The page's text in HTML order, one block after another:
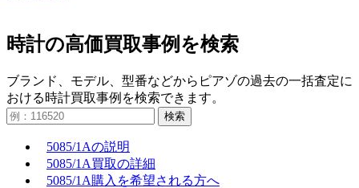
時計の高価買取事例を検索
ブランド、モデル、型番などからピアゾの過去の一括査定に
おける時計買取事例を検索できます。
検索
5085/1Aの説明
5085/1A買取の詳細
5085/1A購入を希望される方へ